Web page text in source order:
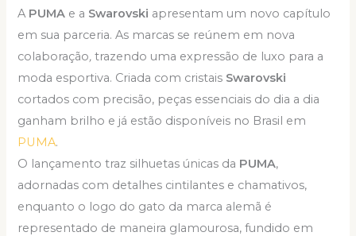
APUMA e a Swarovski apresentam um novo capítulo
em sua parceria. As marcas se reúnem em nova
colaboração,trazendo uma expressão de luxo para a
moda esportiva. Criada com cristais Swarovski
cortados com precisão, peças essenciais do dia a dia
ganham brilho e já estão disponíveis no Brasil em
PUMA.
O lançamento traz silhuetas únicas da PUMA,
adornadas com detalhes cintilantes e chamativos,
enquanto o logo do gato da marca alemã é
representado de maneira glamourosa, fundido em